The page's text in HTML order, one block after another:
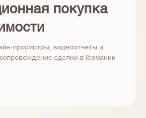
покупка
просмотры, видеоотчеты и
сделки в Германии